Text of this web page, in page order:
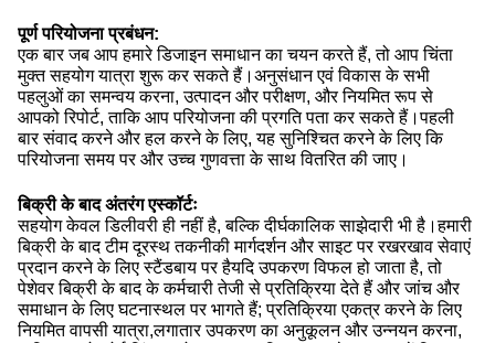
पूर्ण परियोजना प्रबंधन:
एक बार जब आप हमारे डिजाइन समाधान का चयन करते हैं, तो आप चिंता
मुक्त सहयोग यात्रा शुरू कर सकते हैं।अनुसंधान एवं विकास के सभी
पहलुओं का समन्वय करना, उत्पादन और परीक्षण, और नियमित रूप से
आपको रिपोर्ट, ताकि आप परियोजना की प्रगति पता कर सकते हैं।पहली
बार संवाद करने और हल करने के लिए, यह सुनिश्चित करने के लिए कि
परियोजना समय पर और उच्च गुणवत्ता के साथ वितरित की जाए।
बिक्री के बाद अंतरंग एस्कॉर्टः
सहयोग केवल डिलीवरी ही नहीं है, बल्कि दीर्घकालिक साझेदारी भी है।हमारी
बिक्री के बाद टीम दूरस्थ तकनीकी मार्गदर्शन और साइट पर रखरखाव सेवाएं
प्रदान करने के लिए स्टैंडबाय पर हैयदि उपकरण विफल हो जाता है, तो
पेशेवर बिक्री के बाद के कर्मचारी तेजी से प्रतिक्रिया देते हैं और जांच और
समाधान के लिए घटनास्थल पर भागते हैं; प्रतिक्रिया एकत्र करने के लिए
नियमित वापसी यात्रा,लगातार उपकरण का अनुकूलन और उन्नयन करना,